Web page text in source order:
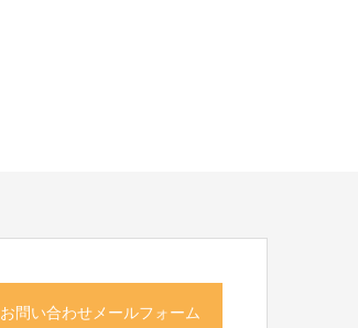
お問い合わせメールフォーム